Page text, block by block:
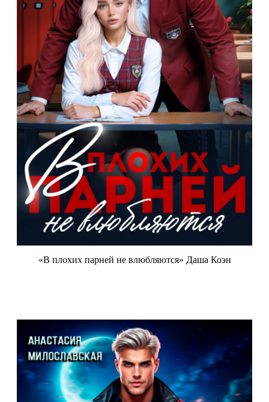
«В плохих парней не влюбляются» Даша Коэн